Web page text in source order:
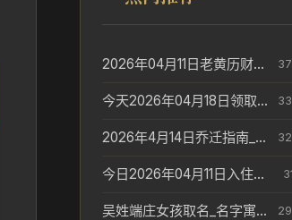
2026年04月11日老黄历财神方位_财神方位与供奉讲究
今天2026年04月18日领取结婚证老黄历不适合吗_领证日期参考
2026年4月14日乔迁指南_搬家择日参考
今日2026年04月11日入住新居老黄历不适宜吗_搬家择日参考
吴姓端庄女孩取名_名字寓意参考